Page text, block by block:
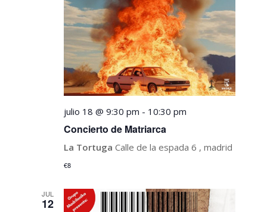
julio 18 @ 9:30 pm - 10:30 pm
Concierto de Matriarca
La TortugaCalle de la espada 6 , madrid
€8
JUL
12